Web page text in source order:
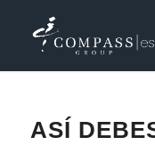
ASÍ